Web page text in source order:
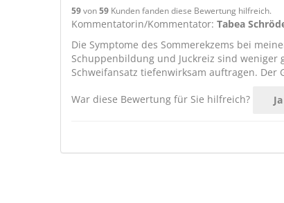
59von59 Kunden fanden diese Bewertung hilfreich.
Kommentatorin/Kommentator: Tabea
Die Symptome des Sommerekzems bei
Schuppenbildung und Juckreiz sind
Schweifansatz tiefenwirksam auftragen.
War diese Bewertung für Sie hilfreich? Ja